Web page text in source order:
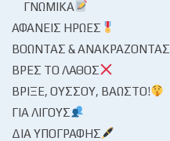
ΓΝΩΜΙΚΆ
ΑΦΑΝΕΊΣ ΉΡΩΕΣ
ΒΟΏΝΤΑΣ & ΑΝΑΚΡΆΖΟΝΤΑΣ
ΒΡΕΣ ΤΟ ΛΆΘΟΣ
ΒΡΊΞΕ, ΟΎΣΣΟΥ, ΒΆΩΣΤΟ!
ΓΙΑ ΛΊΓΟΥΣ
ΔΙΑ ΥΠΟΓΡΑΦΉΣ